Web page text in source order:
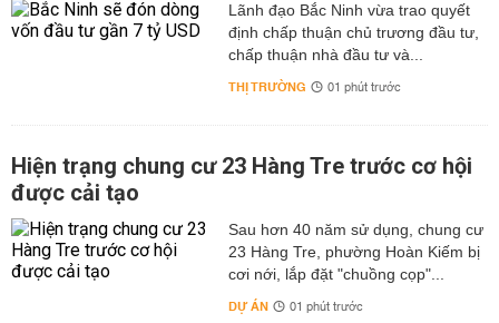
Lãnh đạo Bắc Ninh vừa trao quyết
định chấp thuận chủ trương đầu tư,
chấp thuận nhà đầu tư và...
THỊ TRƯỜNG 01 phút trước
Hiện trạng chung cư 23 Hàng Tre trước cơ hội
được cải tạo
Sau hơn 40 năm sử dụng, chung cư
23 Hàng Tre, phường Hoàn Kiếm bị
cơi nới, lắp đặt "chuồng cọp"...
DỰ ÁN 01 phút trước